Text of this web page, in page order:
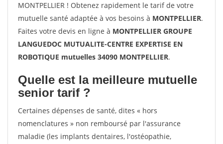
MONTPELLIER ! Obtenez rapidement le tarif de votre
mutuelle santé adaptée à vos besoins à MONTPELLIER.
Faites votre devis en ligne à MONTPELLIER GROUPE
LANGUEDOC MUTUALITE-CENTRE EXPERTISE EN
ROBOTIQUE mutuelles 34090 MONTPELLIER.
Quelle est la meilleure mutuelle
senior tarif ?
Certaines dépenses de santé, dites « hors
nomenclatures » non remboursé par l'assurance
maladie (les implants dentaires, l'ostéopathie,